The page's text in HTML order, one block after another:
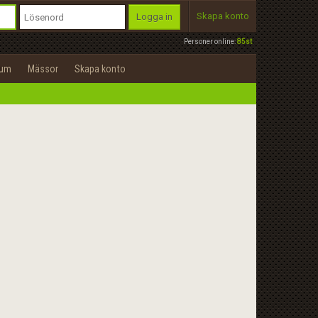
Personer online:85st
Logga in Skapa konto
Mässor Skapa konto